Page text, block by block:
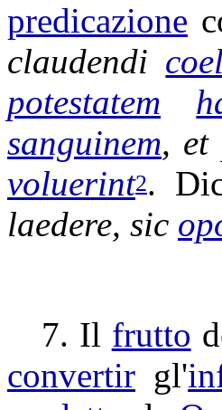
predicazione
claudendi
potestatem
sanguinem, et
voluerint2.
laedere, sic
7. Il frutto
convertir gl'